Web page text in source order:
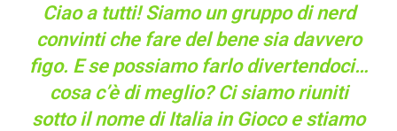
Ciao a tutti! Siamo un gruppo di nerd
convinti che fare del bene sia davvero
figo. E se possiamo farlo divertendoci…
cosa c’è di meglio? Ci siamo riuniti
sotto il nome di Italia in Gioco e stiamo